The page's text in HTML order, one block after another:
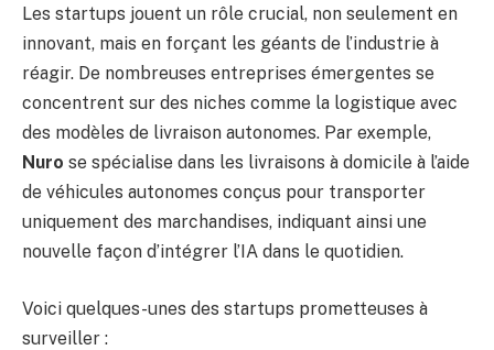
Les startups jouent un rôle crucial, non seulement en
innovant, mais en forçant les géants de l’industrie à
réagir. De nombreuses entreprises émergentes se
concentrent sur des niches comme la logistique avec
des modèles de livraison autonomes. Par exemple,
Nuro se spécialise dans les livraisons à domicile à l’aide
de véhicules autonomes conçus pour transporter
uniquement des marchandises, indiquant ainsi une
nouvelle façon d’intégrer l’IA dans le quotidien.
Voici quelques-unes des startups prometteuses à
surveiller :